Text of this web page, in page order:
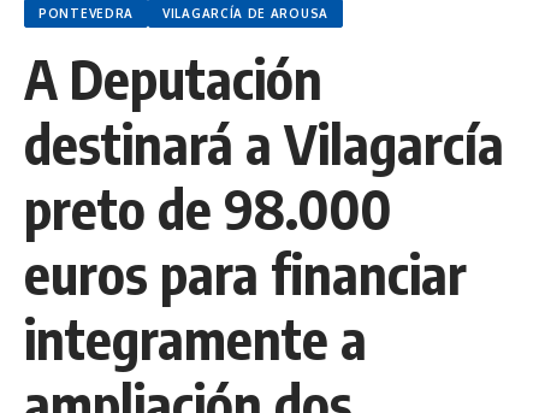
PONTEVEDRA
VILAGARCÍA DE AROUSA
A Deputación
destinará a Vilagarcía
preto de 98.000
euros para financiar
integramente a